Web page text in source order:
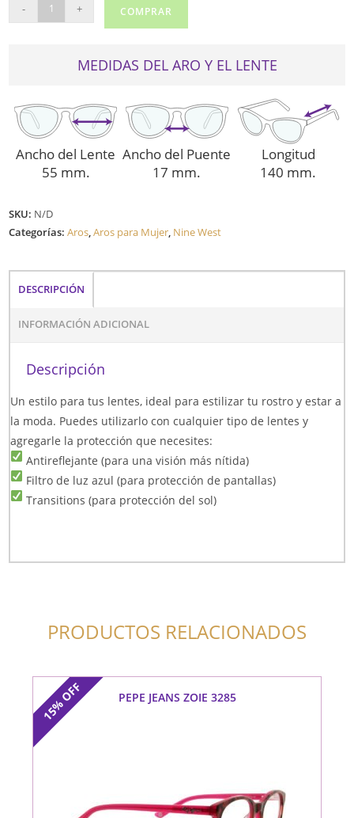
WEST
- + COMPRAR
MEDIDAS DEL ARO Y EL LENTE
Ancho del Lente
55 mm.
Ancho del Puente
17 mm.
Longitud
140 mm.
SKU: N/D
Categorías:Aros,Aros para Mujer, Nine West
DESCRIPCIÓN
INFORMACIÓN ADICIONAL
Descripción
Un estilo para tus lentes, ideal para estilizar tu rostro y estar a
la moda. Puedes utilizarlo con cualquier tipo de lentes y
agregarle la protección que necesites:
Antireflejante (para una visión más nítida)
Filtro de luz azul (para protección de pantallas)
Transitions (para protección del sol)
PRODUCTOS RELACIONADOS
15%
OFF PEPE JEANS ZOIE 3285